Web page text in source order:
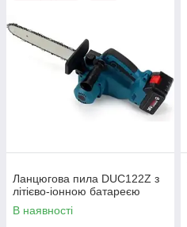
Ланцюгова пила DUC122Z з
літієво-іонною батареєю
В наявності